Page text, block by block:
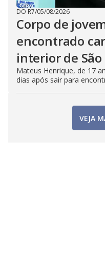
DO R7/05/08/2026
Corpo de
encontrado
interior de São
Mateus Henrique, de 17
dias após sair para
VEJA